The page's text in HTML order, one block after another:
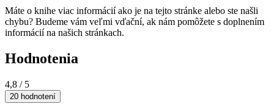
Máte o knihe viac informácií ako je na tejto stránke alebo ste našli
chybu? Budeme vám veľmi vďační, ak nám pomôžete s doplnením
informácií na našich stránkach.
Hodnotenia
4,8 / 5
20 hodnotení